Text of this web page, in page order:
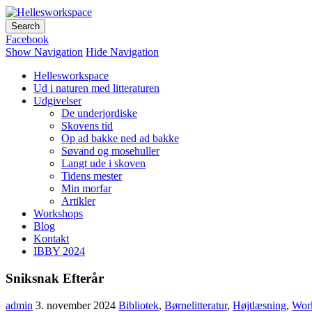
Facebook
Show Navigation Hide Navigation
Hellesworkspace
Ud i naturen med litteraturen
Udgivelser
De underjordiske
Skovens tid
Op ad bakke ned ad bakke
Søvand og mosehuller
Langt ude i skoven
Tidens mester
Min morfar
Artikler
Workshops
Blog
Kontakt
IBBY 2024
Sniksnak Efterår
admin 3. november 2024 Bibliotek, Børnelitteratur, Højtlæsning,